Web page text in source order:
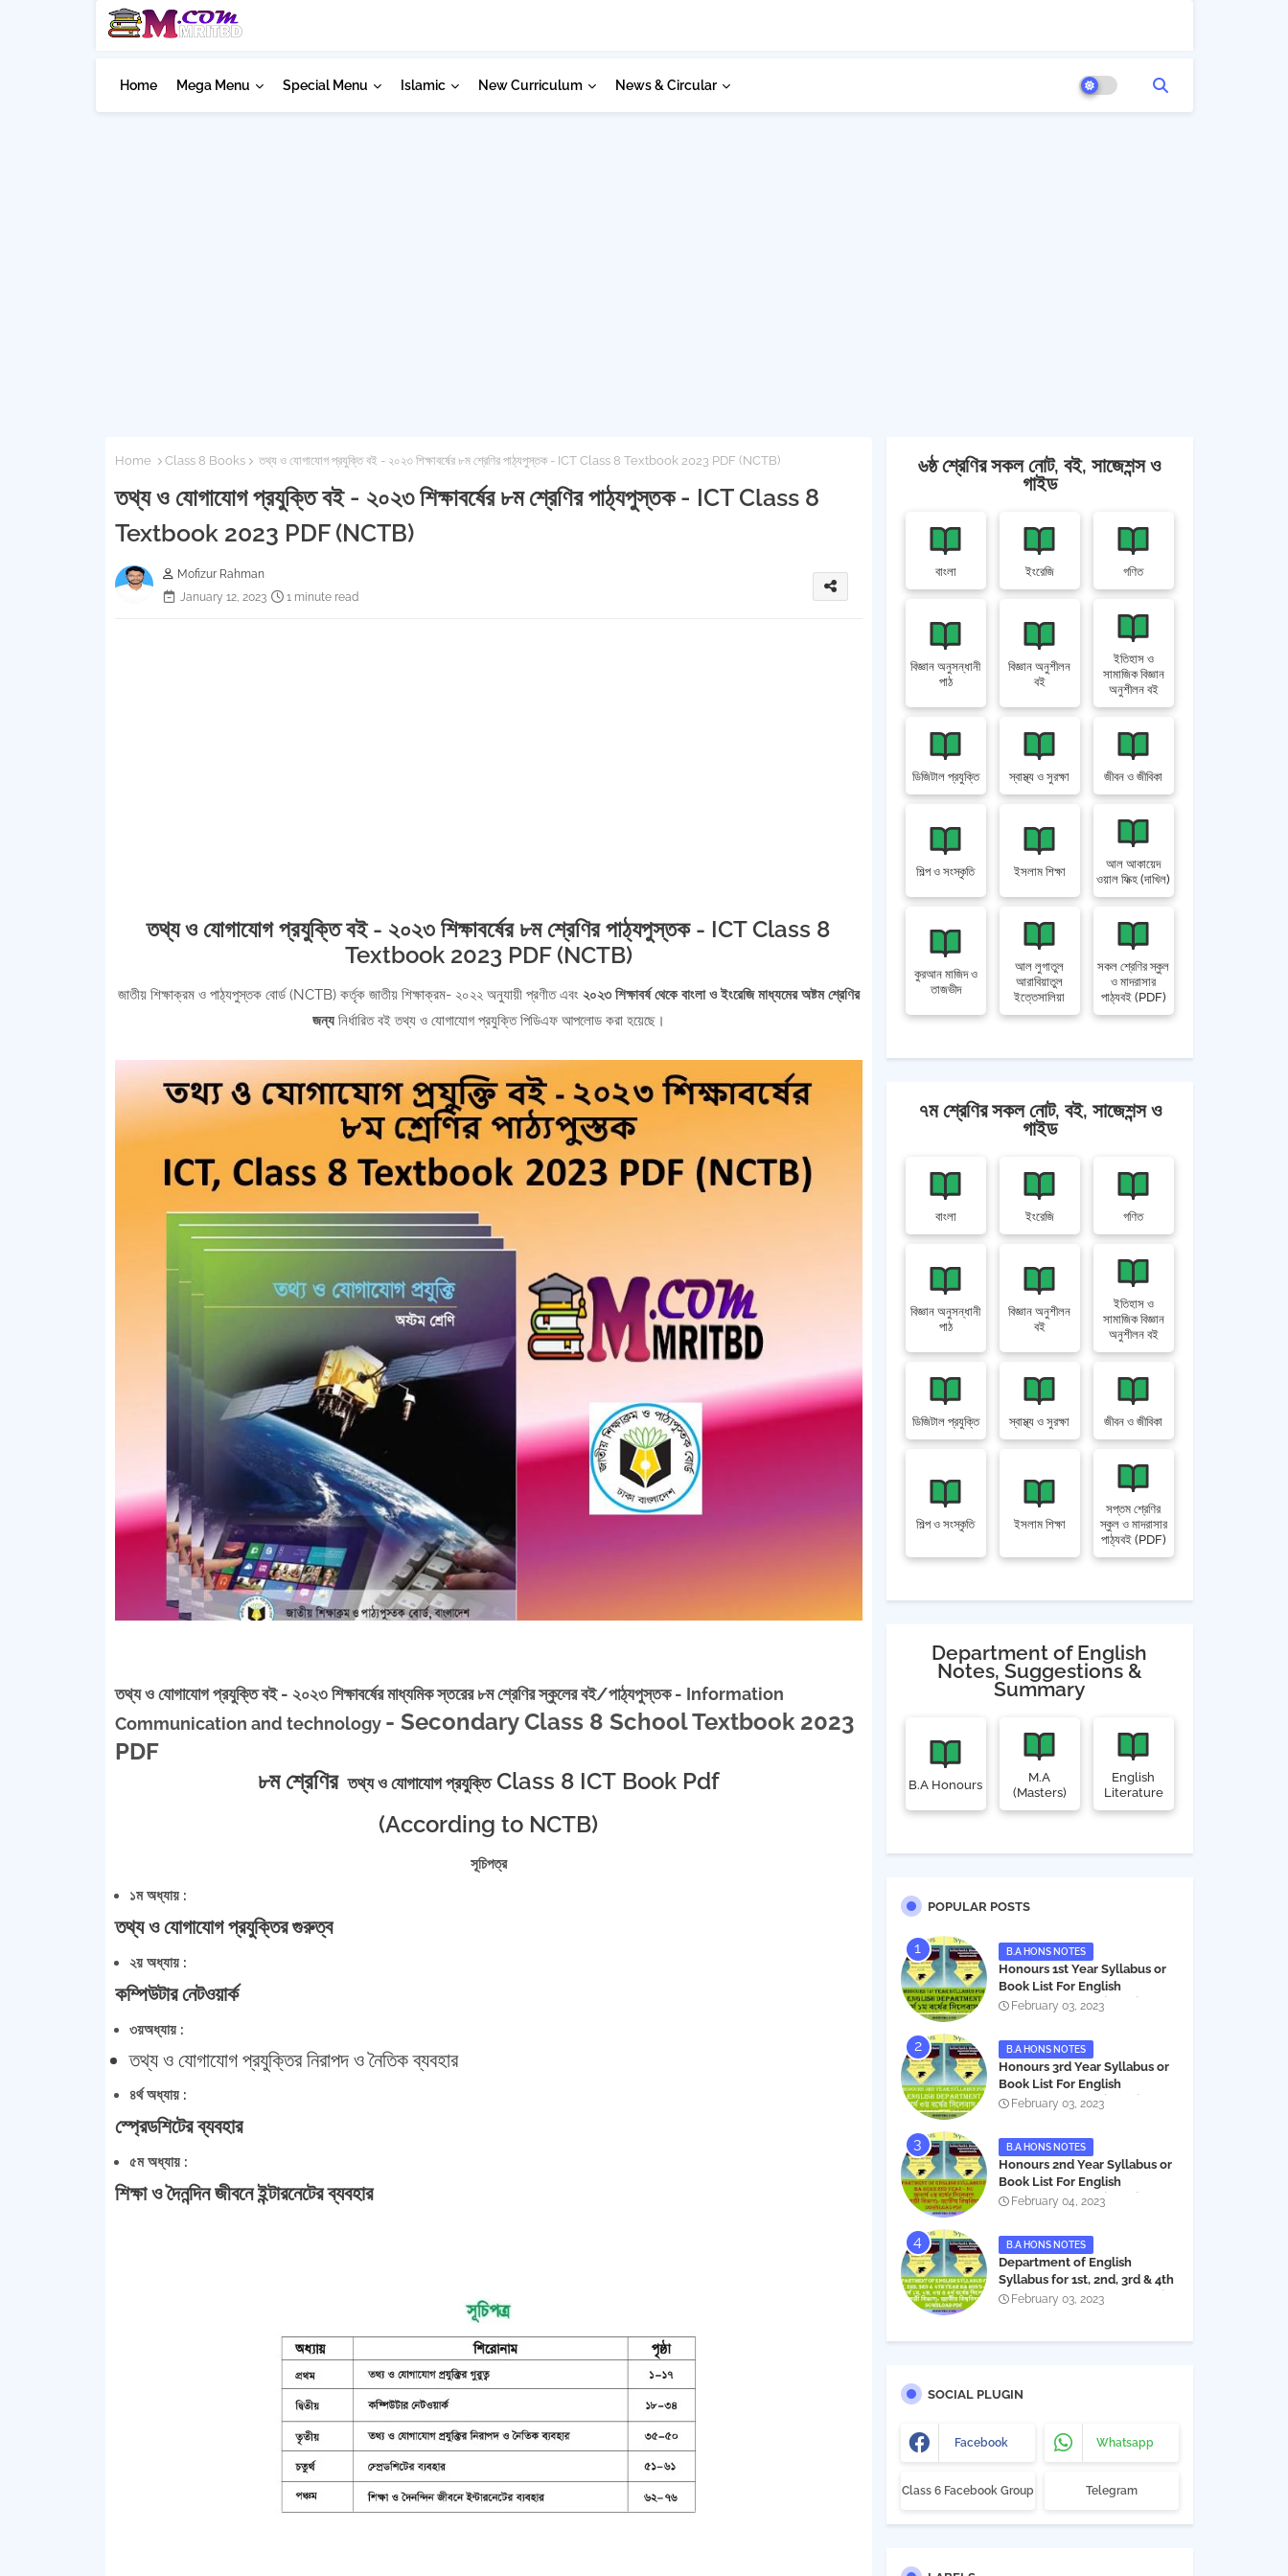
Home Mega Menu Special Menu Islamic New Curriculum News & Circular
Home Class 8 Books তথ্য ও যোগাযোগ প্রযুক্তি বই - ২০২৩ শিক্ষাবর্ষের ৮ম শ্রেণির পাঠ্যপুস্তক - ICT Class 8 Textbook 2023 PDF (NCTB)
তথ্য ও যোগাযোগ প্রযুক্তি বই - ২০২৩ শিক্ষাবর্ষের ৮ম শ্রেণির পাঠ্যপুস্তক - ICT Class 8
Textbook 2023 PDF (NCTB)
Mofizur Rahman
January 12, 2023
1 minute read
তথ্য ও যোগাযোগ প্রযুক্তি বই - ২০২৩ শিক্ষাবর্ষের ৮ম শ্রেণির পাঠ্যপুস্তক - ICT Class 8
Textbook 2023 PDF (NCTB)
জাতীয় শিক্ষাক্রম ও পাঠ্যপুস্তক বোর্ড (NCTB) কর্তৃক জাতীয় শিক্ষাক্রম- ২০২২ অনুযায়ী প্রণীত এবং ২০২৩ শিক্ষাবর্ষ থেকে বাংলা ও ইংরেজি মাধ্যমের অষ্টম শ্রেণির
জন্যনির্ধারিত বই তথ্য ও যোগাযোগ প্রযুক্তি পিডিএফ আপলোড করা হয়েছে।
তথ্য ও যোগাযোগ প্রযুক্তি বই - ২০২৩ শিক্ষাবর্ষের মাধ্যমিক স্তরের ৮ম শ্রেণির স্কুলের বই/পাঠ্যপুস্তক - Information
Communication and technology - Secondary Class 8 School Textbook 2023
PDF
৮ম শ্রেণির তথ্য ও যোগাযোগ প্রযুক্তিClass 8 ICT Book Pdf
(According to NCTB)
সূচিপত্র
১ম অধ্যায় :
তথ্য ও যোগাযোগ প্রযুক্তির গুরুত্ব
২য় অধ্যায় :
কম্পিউটার নেটওয়ার্ক
৩য়অধ্যায় :
তথ্য ও যোগাযোগ প্রযুক্তির নিরাপদ ও নৈতিক ব্যবহার
৪র্থ অধ্যায় :
স্প্রেডশিটের ব্যবহার
৫ম অধ্যায় :
শিক্ষা ও দৈনন্দিন জীবনে ইন্টারনেটের ব্যবহার
৬ষ্ঠ শ্রেণির সকল নোট, বই, সাজেশন্স ও
গাইড
বাংলা ইংরেজি গণিত
বিজ্ঞান অনুসন্ধানী
পাঠ
বিজ্ঞান অনুশীলন
বই
ইতিহাস ও
সামাজিক বিজ্ঞান
অনুশীলন বই
ডিজিটাল প্রযুক্তি স্বাস্থ্য ও সুরক্ষা জীবন ও জীবিকা
শিল্প ও সংস্কৃতি ইসলাম শিক্ষা
আল আকায়েদ
ওয়াল ফিক্হ (দাখিল)
কুরআন মাজিদ ও
তাজভীদ
আল লুগাতুল
আরাবিয়াতুল
ইত্তেসালিয়া
সকল শ্রেণির স্কুল
ও মাদরাসার
পাঠ্যবই (PDF)
৭ম শ্রেণির সকল নোট, বই, সাজেশন্স ও
গাইড
বাংলা ইংরেজি গণিত
বিজ্ঞান অনুসন্ধানী
পাঠ
বিজ্ঞান অনুশীলন
বই
ইতিহাস ও
সামাজিক বিজ্ঞান
অনুশীলন বই
ডিজিটাল প্রযুক্তি স্বাস্থ্য ও সুরক্ষা জীবন ও জীবিকা
শিল্প ও সংস্কৃতি ইসলাম শিক্ষা
সপ্তম শ্রেণির
স্কুল ও মাদরাসার
পাঠ্যবই (PDF)
Department of English
Notes, Suggestions &
Summary
B.A Honours
M.A
(Masters)
English
Literature
POPULAR POSTS
B.A HONS NOTES
Honours 1st Year Syllabus or
Book List For English
Department - অনার্স ১ম বর্ষের সিলেবাস
February 03, 2023
B.A HONS NOTES
Honours 3rd Year Syllabus or
Book List For English
Department - অনার্স ৩য় বর্ষের সিলেবাস
February 03, 2023
B.A HONS NOTES
Honours 2nd Year Syllabus or
Book List For English
Department - অনার্স ২য় বর্ষের সিলেবাস
February 04, 2023
B.A HONS NOTES
Department of English
Syllabus for 1st, 2nd, 3rd & 4th
Year BA Hon's - NU | বিএ অনার্স
February 03, 2023
SOCIAL PLUGIN
Facebook Whatsapp
Class 6 Facebook Group Telegram